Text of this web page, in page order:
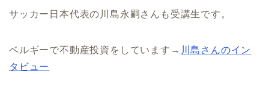
サッカー日本代表の川島永嗣さんも受講生です。
ベルギーで不動産投資をしています→ 川島さんのイン
タビュー